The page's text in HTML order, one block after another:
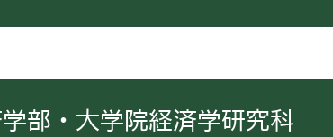
部・大学院経済学研究科